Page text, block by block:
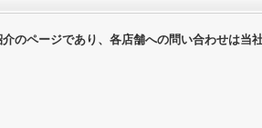
のページであり、各店舗への問い合わせは当